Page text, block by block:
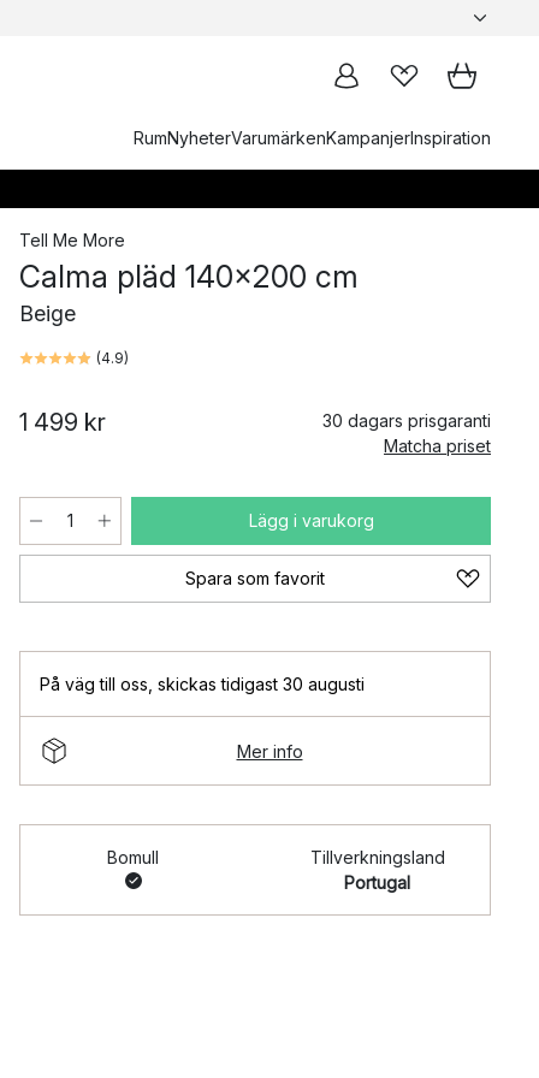
RumNyheterVarumärkenKampanjerInspiration
Tell Me More
Calma pläd 140x200 cm
Beige
(4.9)
1 499 kr
30 dagars prisgaranti
Matcha priset
Lägg i varukorg
Spara som favorit
På väg till oss skickas tidigast 30 augusti
Mer info
Bomull
Tillverkningsland
Portugal